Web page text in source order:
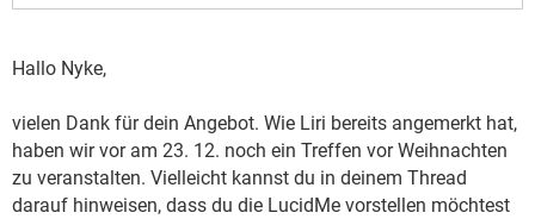
Hallo Nyke,
vielen Dank für dein Angebot. Wie Liri bereits angemerkt hat,
haben wir vor am 23. 12. noch ein Treffen vor Weihnachten
zu veranstalten. Vielleicht kannst du in deinem Thread
darauf hinweisen, dass du die LucidMe vorstellen möchtest